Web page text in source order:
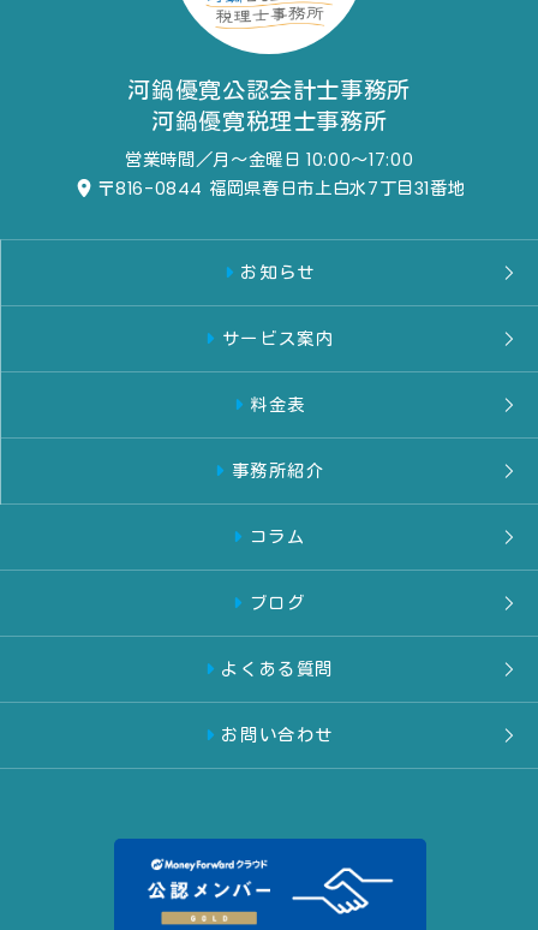
河鍋優寛公認会計士事務所
河鍋優寛税理士事務所
営業時間／月～金曜日 10:00～17:00
〒816-0844 福岡県春日市上白水7丁目31番地
お知らせ
サービス案内
料金表
事務所紹介
コラム
ブログ
よくある質問
お問い合わせ